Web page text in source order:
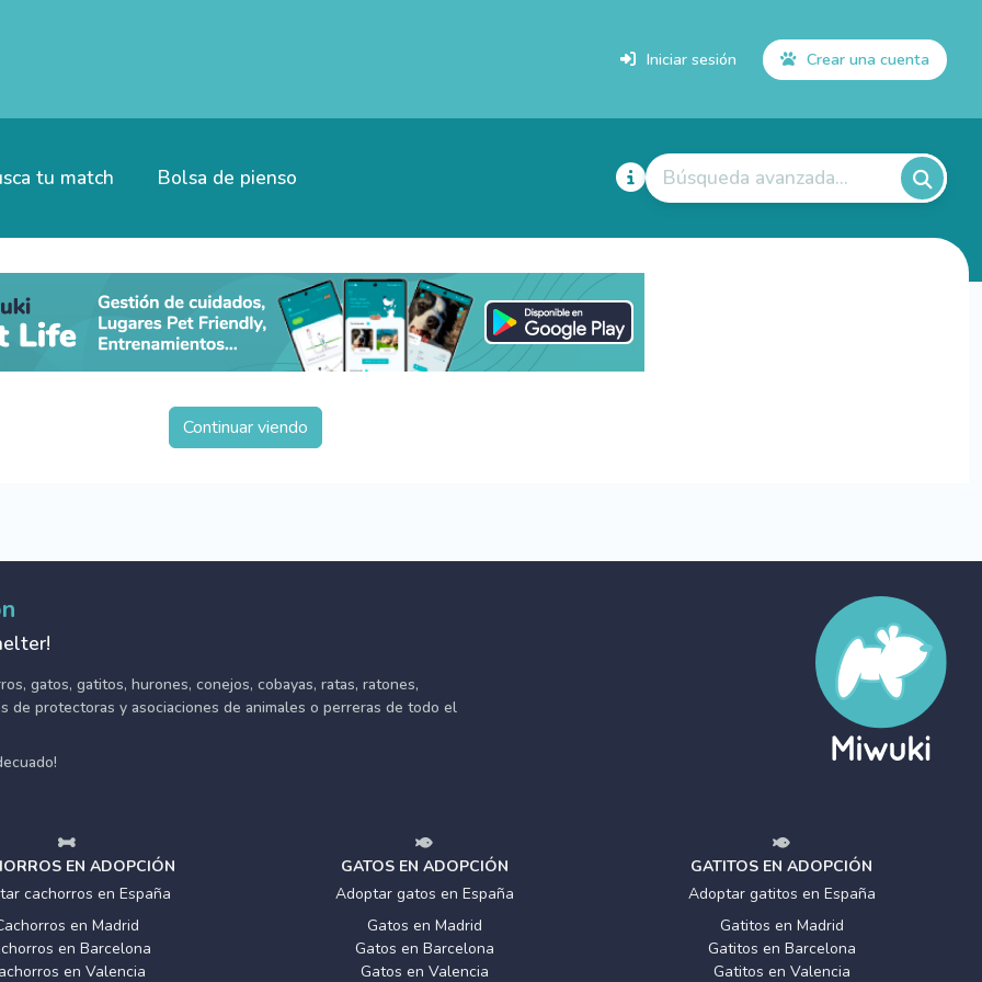
Iniciar sesión Crear una cuenta
tu match Bolsa de pienso Búsqueda avanzada...
Continuar viendo
gatos, gatitos, hurones, conejos, cobayas, ratas, ratones,
de protectoras y asociaciones de animales o perreras de todo el
EN ADOPCIÓN
cachorros en España
en Madrid
en Barcelona
en Valencia
GATOS EN ADOPCIÓN
Adoptar gatos en España
Gatos en Madrid
Gatos en Barcelona
Gatos en Valencia
GATITOS EN ADOPCIÓN
Adoptar gatitos en España
Gatitos en Madrid
Gatitos en Barcelona
Gatitos en Valencia